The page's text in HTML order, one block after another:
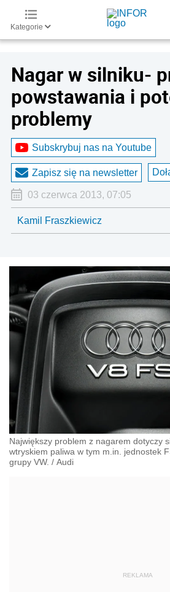
Kategorie
Nagar w silniku-
powstawania i
problemy
Subskrybuj nas na Youtube
Zapisz się na newsletter
03 czerwca 2013, 07:05
Kamil Fraszkiewicz
Największy problem z nagarem dotyczy
wtryskiem paliwa w tym m.in. jednostek
grupy VW. / Audi